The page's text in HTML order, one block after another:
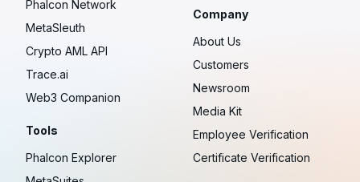
Phalcon Network
MetaSleuth
Crypto AML API
Trace.ai
Web3 Companion
Tools
Phalcon Explorer
Company
About Us
Customers
Newsroom
Media Kit
Employee Verification
Certificate Verification